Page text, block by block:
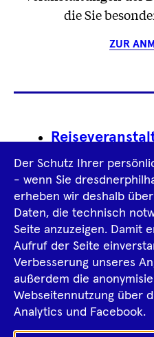
die Sie
ZUR
Tiktok
Der Schutz Ihrer
- wenn Sie
erheben wir deshalb
Daten, die technisch
Seite anzuzeigen. Damit
Aufruf der Seite
Verbesserung unseres
außerdem die
Webseitennutzung über
Analytics und Facebook.